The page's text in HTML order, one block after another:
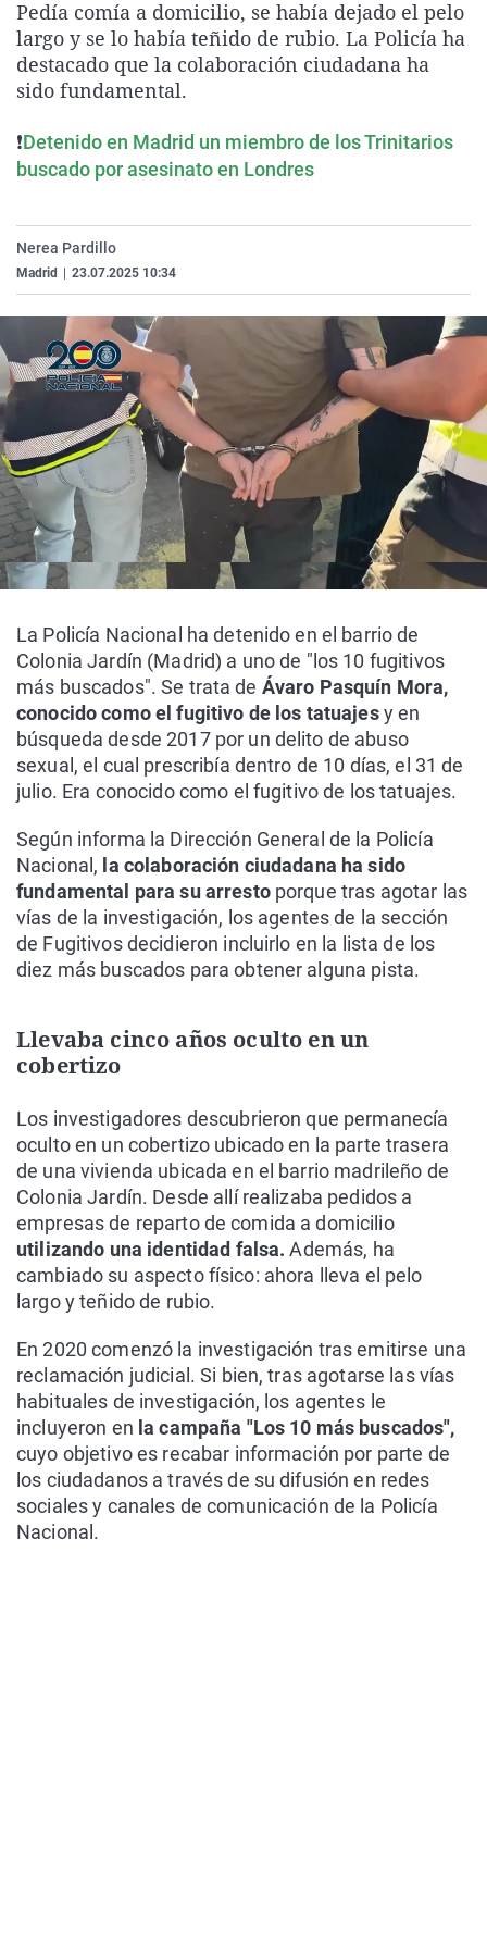
La rosa de los vientos
Gente viajera
Caso
Retornados
Operación Viuda
Extremadura
Galicia
Navarra
Virales
Televisión
Pedía comía a domicilio, se había dejado el pelo
largo y se lo había teñido de rubio. La Policía ha
destacado que la colaboración ciudadana ha
sido fundamental.
❗Detenido en Madrid un miembro de los Trinitarios
buscado por asesinato en Londres
Nerea Pardillo
Madrid 23.07.2025 10:34
La Policía Nacional ha detenido en el barrio de
Colonia Jardín (Madrid) a uno de "los 10 fugitivos
más buscados". Se trata de Ávaro Pasquín Mora,
conocido como el fugitivo de los tatuajesy en
búsqueda desde 2017 por un delito de abuso
sexual, el cual prescribía dentro de 10 días, el 31 de
julio. Era conocido como el fugitivo de los tatuajes.
Según informa la Dirección General de la Policía
Nacional, la colaboración ciudadana ha sido
fundamental para su arrestoporque tras agotar las
vías de la investigación, los agentes de la sección
de Fugitivos decidieron incluirlo en la lista de los
diez más buscados para obtener alguna pista.
Llevaba cinco años oculto en un
cobertizo
Los investigadores descubrieron que permanecía
oculto en un cobertizo ubicado en la parte trasera
de una vivienda ubicada en el barrio madrileño de
Colonia Jardín. Desde allí realizaba pedidos a
empresas de reparto de comida a domicilio
utilizando una identidad falsa. Además, ha
cambiado su aspecto físico: ahora lleva el pelo
largo y teñido de rubio.
En 2020 comenzó la investigación tras emitirse una
reclamación judicial. Si bien, tras agotarse las vías
habituales de investigación, los agentes le
incluyeron en la campaña "Los 10 más buscados",
cuyo objetivo es recabar información por parte de
los ciudadanos a través de su difusión en redes
sociales y canales de comunicación de la Policía
Nacional.